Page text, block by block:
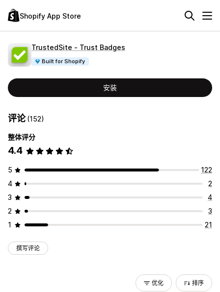
Shopify App Store
TrustedSite ‑ Trust Badges
Built for Shopify
安装
评论(152)
整体评分
4.4
5
122
4
2
3
4
2
3
1
21
撰写评论
优化 排序